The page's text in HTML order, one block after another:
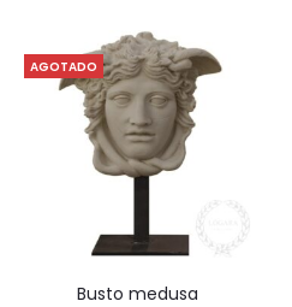
AGOTADO
busto medusa